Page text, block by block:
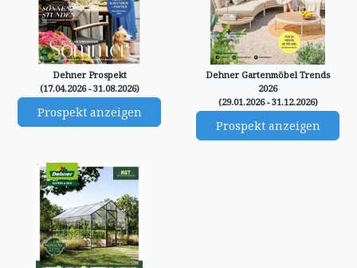
Dehner Prospekt
(17.04.2026 - 31.08.2026)
Prospekt anzeigen
Dehner Gartenmöbel Trends
2026
(29.01.2026 - 31.12.2026)
Prospekt anzeigen